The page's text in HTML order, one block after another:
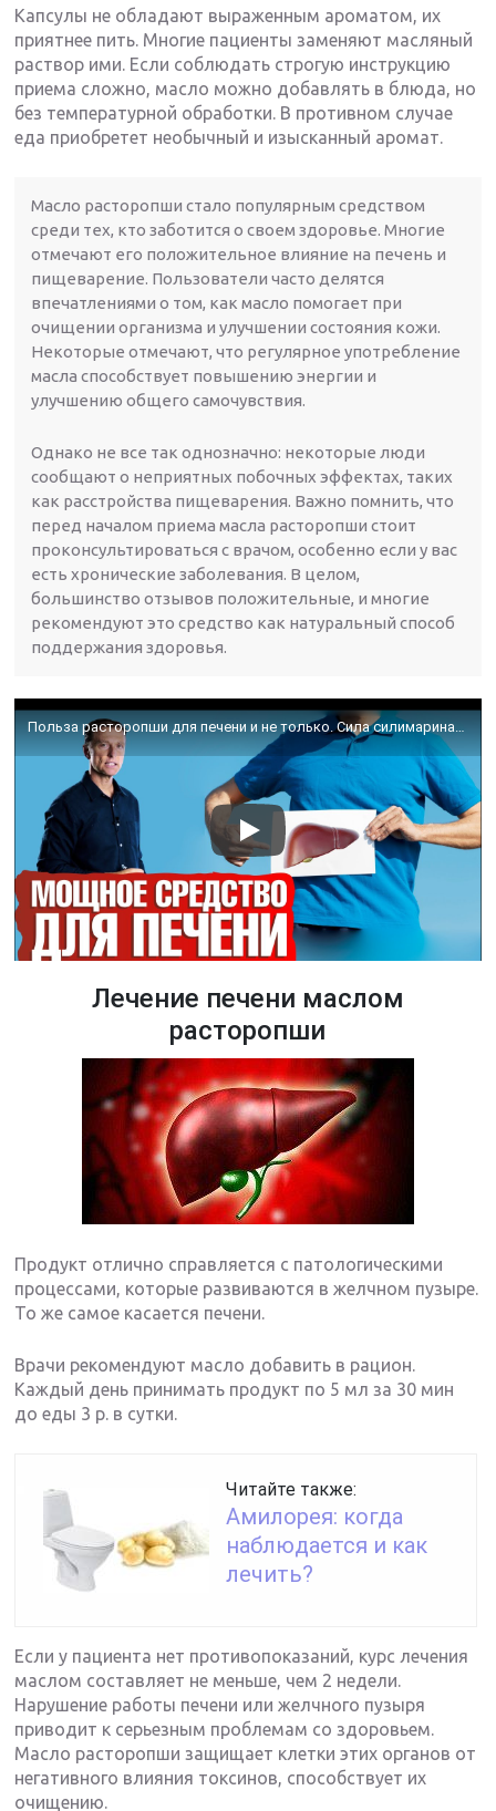
Капсулы не обладают выраженным ароматом, их
приятнее пить. Многие пациенты заменяют масляный
раствор ими. Если соблюдать строгую инструкцию
приема сложно, масло можно добавлять в блюда, но
без температурной обработки. В противном случае
еда приобретет необычный и изысканный аромат.
Масло расторопши стало популярным средством
среди тех, кто заботится о своем здоровье. Многие
отмечают его положительное влияние на печень и
пищеварение. Пользователи часто делятся
впечатлениями о том, как масло помогает при
очищении организма и улучшении состояния кожи.
Некоторые отмечают, что регулярное употребление
масла способствует повышению энергии и
улучшению общего самочувствия.
Однако не все так однозначно: некоторые люди
сообщают о неприятных побочных эффектах, таких
как расстройства пищеварения. Важно помнить, что
перед началом приема масла расторопши стоит
проконсультироваться с врачом, особенно если у вас
есть хронические заболевания. В целом,
большинство отзывов положительные, и многие
рекомендуют это средство как натуральный способ
поддержания здоровья.
Польза расторопши для печени и не только. Сила силимарина 🙌
Лечение печени маслом
расторопши
Продукт отлично справляется с патологическими
процессами, которые развиваются в желчном пузыре.
То же самое касается печени.
Врачи рекомендуют масло добавить в рацион.
Каждый день принимать продукт по 5 мл за 30 мин
до еды 3 р. в сутки.
Читайте также:
Амилорея: когда
наблюдается и как
лечить?
Если у пациента нет противопоказаний, курс лечения
маслом составляет не меньше, чем 2 недели.
Нарушение работы печени или желчного пузыря
приводит к серьезным проблемам со здоровьем.
Масло расторопши защищает клетки этих органов от
негативного влияния токсинов, способствует их
очищению.